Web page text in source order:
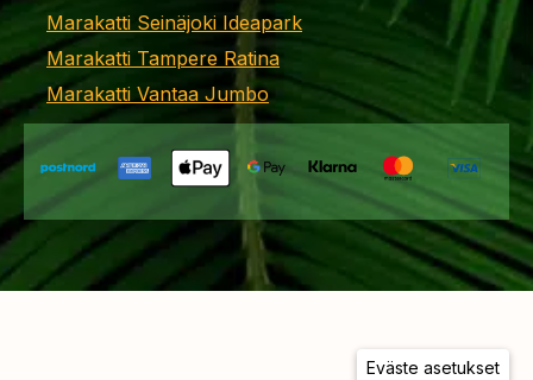
Marakatti Seinäjoki Ideapark
Marakatti Tampere Ratina
Marakatti Vantaa Jumbo
Eväste asetukset